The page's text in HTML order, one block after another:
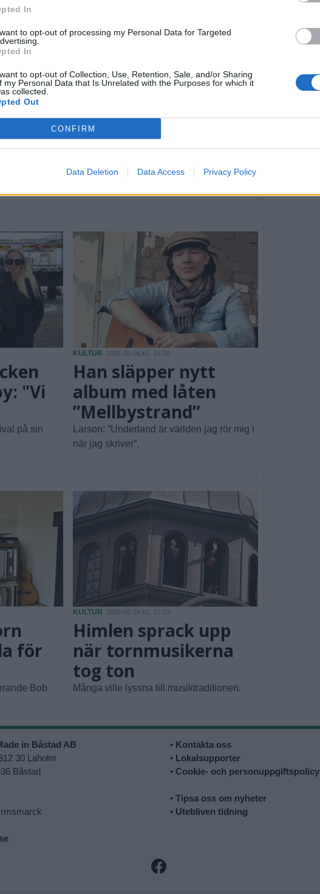
In
to opt-out of processing my Personal Data for Targeted
In
to opt-out of Collection, Use, Retention, Sale, and/or Sharing
my Personal Data that Is Unrelated with the Purposes for which it
collected.
Out
CONFIRM
Data Deletion Data Access Privacy Policy
ut
Musikdagar som
lockar publik långt
före första tonen
Malena Ernman kommer till Skummeslövs
"Vi
på sin
KULTUR 2026-06-06 KL. 14:00
Han släpper nytt
album med låten
”Mellbystrand”
Larson: ”Underland är världen jag rör mig i
när jag skriver”.
för
Bob
KULTUR 2026-05-16 KL. 17:13
Himlen sprack upp
när tornmusikerna
tog ton
Många ville lyssna till musiktraditionen.
in Båstad AB
30 Laholm
Båstad
• Kontakta oss
• Lokalsupporter
• Cookie- och personuppgiftspolicy
• Tipsa oss om nyheter
• Utebliven tidning